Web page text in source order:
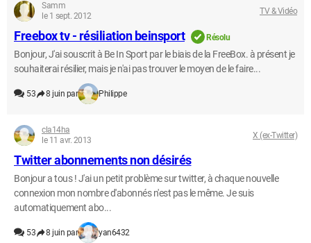
Samm
le 1 sept. 2012
TV & Vidéo
Freebox tv - résiliation beinsport Résolu
Bonjour, J'ai souscrit à Be In Sport par le biais de la FreeBox. à présent je
souhaiterai résilier, mais je n'ai pas trouver le moyen de le faire...
53 8 juin par Philippe
cla14ha
le 11 avr. 2013
X (ex-Twitter)
Twitter abonnements non désirés
Bonjour a tous ! J'ai un petit problème sur twitter, à chaque nouvelle
connexion mon nombre d'abonnés n'est pas le même. Je suis
automatiquement abo...
53 8 juin par yan6432